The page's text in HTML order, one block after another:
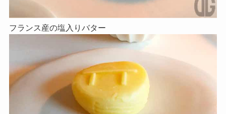
フランス産の塩入りバター